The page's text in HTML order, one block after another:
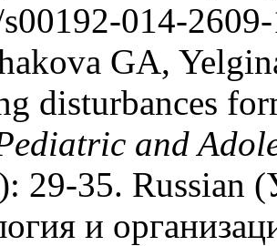
014-
GA,
disturbances
and
29-35. Russian
и